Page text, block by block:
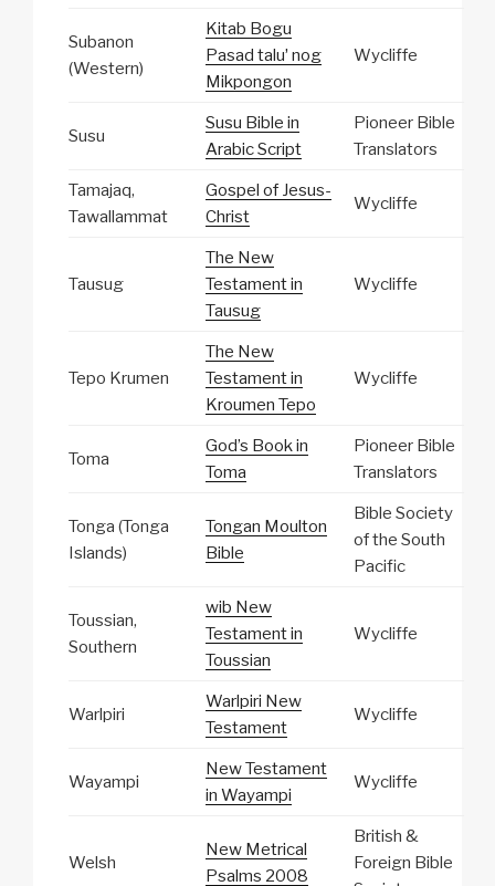
Subanon
(Western)
Kitab Bogu
Pasad taluʼ nog
Mikpongon
Wycliffe
Susu
Susu Bible in
Arabic Script
Pioneer Bible
Translators
Tamajaq,
Tawallammat
Gospel of Jesus-
Christ
Wycliffe
Tausug
The New
Testament in
Tausug
Wycliffe
Tepo Krumen
The New
Testament in
Kroumen Tepo
Wycliffe
Toma
God’s Book in
Toma
Pioneer Bible
Translators
Tonga (Tonga
Islands)
Tongan Moulton
Bible
Bible Society
of the South
Pacific
Toussian,
Southern
wib New
Testament in
Toussian
Wycliffe
Warlpiri
Warlpiri New
Testament
Wycliffe
Wayampi
New Testament
in Wayampi
Wycliffe
Welsh
New Metrical
Psalms 2008
British &
Foreign Bible